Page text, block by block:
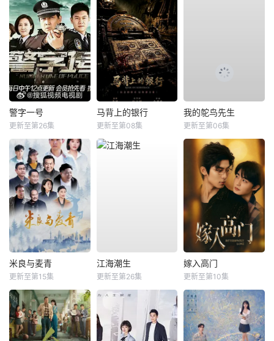
警字一号
更新至第26集
马背上的银行
更新至第08集
我的鸵鸟先生
更新至第06集
米良与麦青
更新至第15集
江海潮生
更新至第26集
嫁入高门
更新至第10集